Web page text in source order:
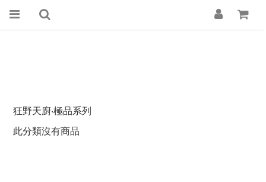
狂野天廚‧極品系列
此分類沒有商品